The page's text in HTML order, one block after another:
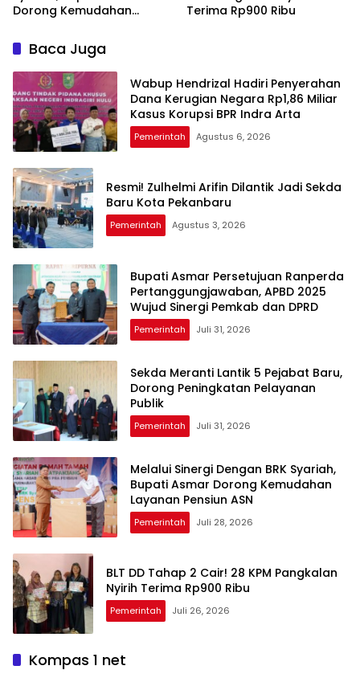
Dorong Kemudahan
Terima Rp900 Ribu
Baca Juga
Wabup Hendrizal Hadiri Penyerahan
Dana Kerugian Negara Rp1,86 Miliar
Kasus Korupsi BPR Indra Arta
Pemerintah Agustus 6, 2026
Resmi! Zulhelmi Arifin Dilantik Jadi Sekda
Baru Kota Pekanbaru
Pemerintah Agustus 3, 2026
Bupati Asmar Persetujuan Ranperda
Pertanggungjawaban, APBD 2025
Wujud Sinergi Pemkab dan DPRD
Pemerintah Juli 31, 2026
Sekda Meranti Lantik 5 Pejabat Baru,
Dorong Peningkatan Pelayanan
Publik
Pemerintah Juli 31, 2026
Melalui Sinergi Dengan BRK Syariah,
Bupati Asmar Dorong Kemudahan
Layanan Pensiun ASN
Pemerintah Juli 28, 2026
BLT DD Tahap 2 Cair! 28 KPM Pangkalan
Nyirih Terima Rp900 Ribu
Pemerintah Juli 26, 2026
Kompas 1 net